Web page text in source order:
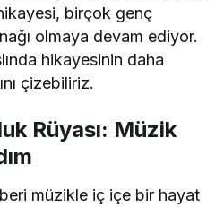
birçok genç
olmaya devam ediyor.
hikayesinin daha
çizebiliriz.
Rüyası: Müzik
müzikle iç içe bir hayat